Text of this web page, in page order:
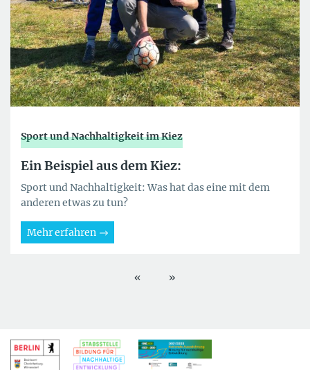
Sport und Nachhaltigkeit im Kiez
Ein Beispiel aus dem Kiez:
Sport und Nachhaltigkeit: Was hat das eine mit dem
anderen etwas zu tun?
Mehr erfahren